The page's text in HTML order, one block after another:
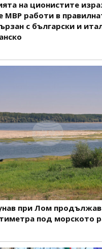
на ционистите
МВР работи в
с български и
при Лом
под морското